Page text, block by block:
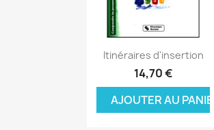
Aperçu rapide
Itinéraires d'insertion
14,70 €
AJOUTER AU PANIER